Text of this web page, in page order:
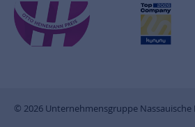
© 2026 Unternehmensgruppe